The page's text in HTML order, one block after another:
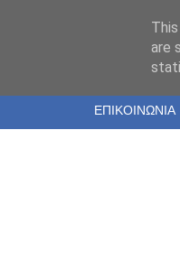
ΤΑΥΤΟΤΗΤΑ
ΕΝΤΥΠΗ
ΕΠΙΚΟΙΝΩΝΙΑ
are